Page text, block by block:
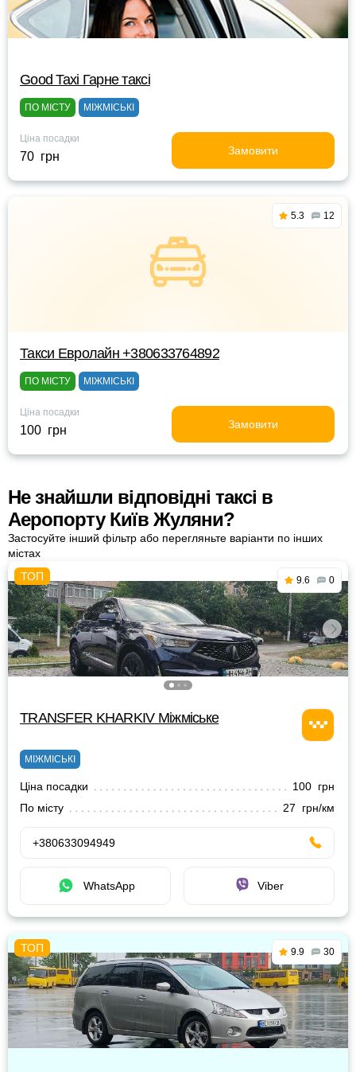
Good Taxi Гарне таксi
ПО МІСТУ МІЖМІСЬКІ
Ціна посадки
70 грн Замовити
5.3 12
Такси Евролайн +380633764892
ПО МІСТУ МІЖМІСЬКІ
Ціна посадки
100 грн Замовити
Не знайшли відповідні таксі в
Аеропорту Київ Жуляни?
Застосуйте інший фільтр або перегляньте варіанти по інших
містах
9.6 0
TRANSFER KHARKIV Міжміське
МІЖМІСЬКІ
Ціна посадки
100 грн
По місту
27 грн/км
+380633094949
WhatsApp Viber
9.9 30